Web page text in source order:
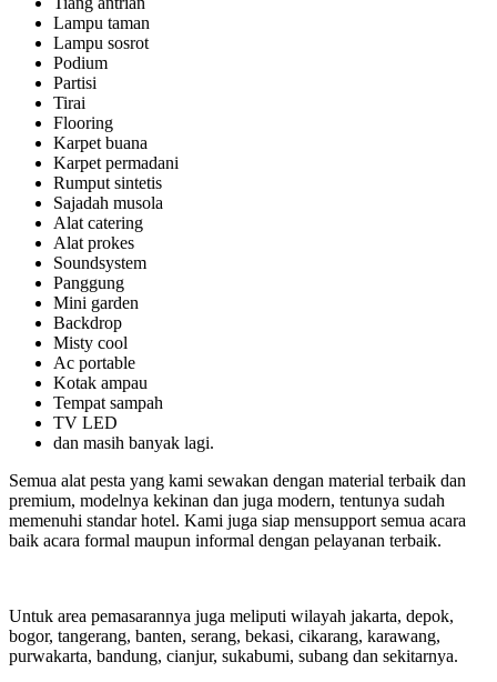
Lampu taman
Lampu sosrot
Podium
Partisi
Tirai
Flooring
Karpet buana
Karpet permadani
Rumput sintetis
Sajadah musola
Alat catering
Alat prokes
Soundsystem
Panggung
Mini garden
Backdrop
Misty cool
Ac portable
Kotak ampau
Tempat sampah
TV LED
dan masih banyak lagi.
Semua alat pesta yang kami sewakan dengan material terbaik dan
premium, modelnya kekinan dan juga modern, tentunya sudah
memenuhi standar hotel. Kami juga siap mensupport semua acara
baik acara formal maupun informal dengan pelayanan terbaik.
Untuk area pemasarannya juga meliputi wilayah jakarta, depok,
bogor, tangerang, banten, serang, bekasi, cikarang, karawang,
purwakarta, bandung, cianjur, sukabumi, subang dan sekitarnya.